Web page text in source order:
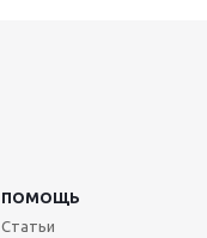
ПОМОЩЬ
Статьи